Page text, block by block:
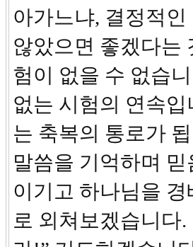
아가느냐, 결정적
않았으면 좋겠다는
험이 없을 수 없습
없는 시험의 연속
는 축복의 통로가
말씀을 기억하며
이기고 하나님을
로 외쳐보겠습니다